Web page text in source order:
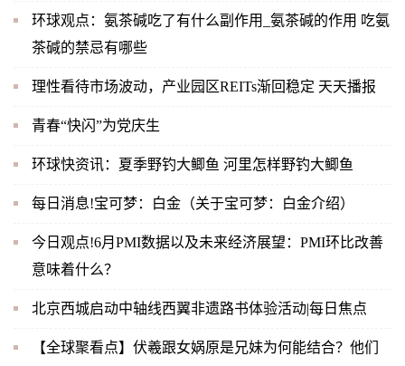
环球观点：氨茶碱吃了有什么副作用_氨茶碱的作用 吃氨
茶碱的禁忌有哪些
理性看待市场波动，产业园区REITs渐回稳定 天天播报
青春“快闪”为党庆生
环球快资讯：夏季野钓大鲫鱼 河里怎样野钓大鲫鱼
每日消息!宝可梦：白金（关于宝可梦：白金介绍）
今日观点!6月PMI数据以及未来经济展望：PMI环比改善
意味着什么？
北京西城启动中轴线西翼非遗路书体验活动|每日焦点
【全球聚看点】伏羲跟女娲原是兄妹为何能结合？他们